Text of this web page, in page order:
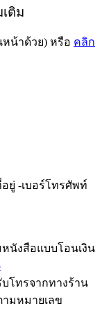
ติม
หน้าด้วย) หรือ คลิก
ยู่ -เบอร์โทรศัพท์
นังสือแบบโอนเงิน
โทรจากทางร้าน
มหมายเลข